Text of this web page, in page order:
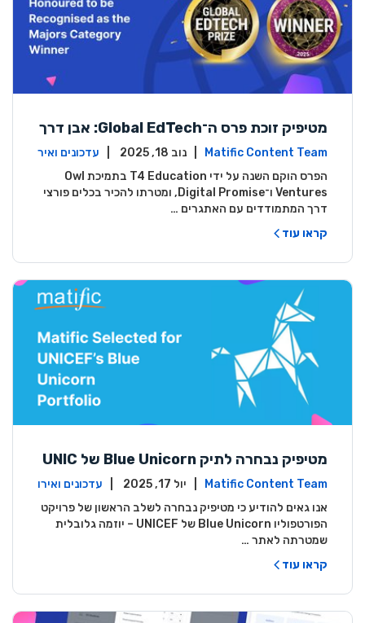
מטיפיק זוכת פרס ה־Global EdTech: אבן דרך
בחינוך מתמטי דיגיטלי
Matific Content Team
עדכונים ואיר
הפרס הוקם השנה על ידי T4 Education בתמיכת Owl
Ventures ו־Digital Promise, ומטרתו להכיר בכלים פורצי
דרך המתמודדים עם האתגרים …
קראו עוד
מטיפיק נבחרה לתיק Blue Unicorn של UNIC
EF: פרק חדש מתחיל
Matific Content Team
עדכונים ואירו
אנו גאים להודיע כי מטיפיק נבחרה לשלב הראשון של פרויקט
הפורטפוליו Blue Unicorn של UNICEF – יוזמה גלובלית
שמטרתה לאתר …
קראו עוד